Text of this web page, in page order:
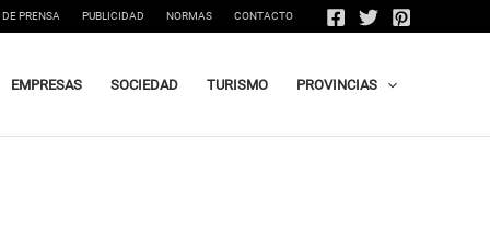
PRENSA PUBLICIDAD NORMAS CONTACTO
EMPRESAS SOCIEDAD TURISMO PROVINCIAS